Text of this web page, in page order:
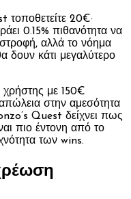
20€·
0.15% πιθανότητα να
αλλά το νόημα
δουν κάτι μεγαλύτερο
χρήστης με 150€
στην αμεσότητα
Quest δείχνει πως
πιο έντονη από το
των wins.